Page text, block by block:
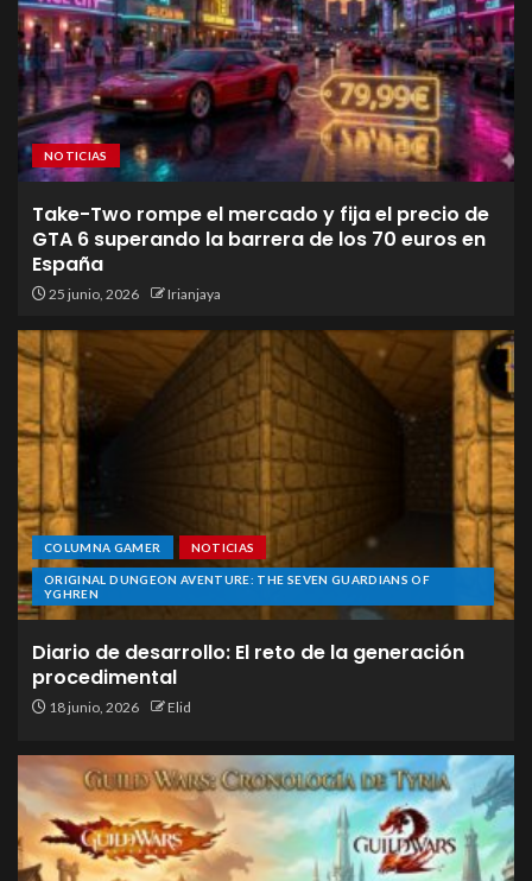
NOTICIAS
Take-Two rompe el mercado y fija el precio de
GTA 6 superando la barrera de los 70 euros en
España
25 junio, 2026 Irianjaya
COLUMNA GAMER NOTICIAS
ORIGINAL DUNGEON AVENTURE: THE SEVEN GUARDIANS OF
YGHREN
Diario de desarrollo: El reto de la generación
procedimental
18 junio, 2026 Elid